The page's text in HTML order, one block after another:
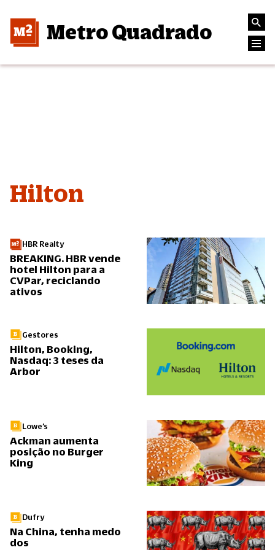
Metro Quadrado
Hilton
HBR Realty
BREAKING. HBR vende
hotel Hilton para a
CVPar, reciclando
ativos
Gestores
Hilton, Booking,
Nasdaq: 3 teses da
Arbor
Lowe’s
Ackman aumenta
posição no Burger
King
Dufry
Na China, tenha medo
dos